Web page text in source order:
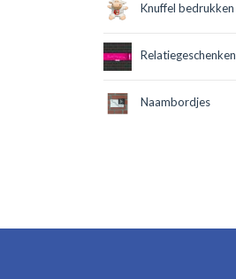
Knuffel bedrukken
Relatiegeschenken
Naambordjes